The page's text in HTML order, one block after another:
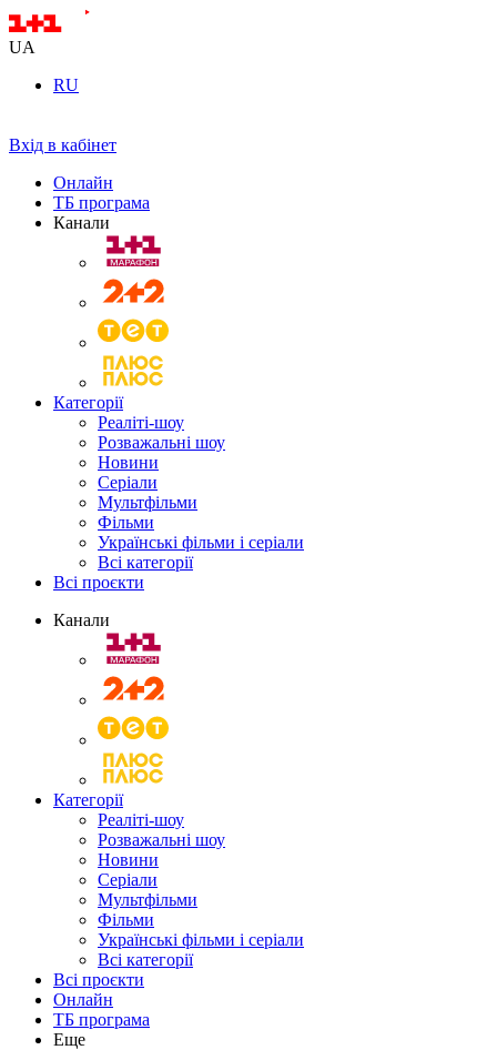
UA
RU
Вхід в кабінет
Онлайн
ТБ програма
Канали
Категорії
Реаліті-шоу
Розважальні шоу
Новини
Серіали
Мультфільми
Фільми
Українські фільми і серіали
Всі категорії
Всі проєкти
Канали
Категорії
Реаліті-шоу
Розважальні шоу
Новини
Серіали
Мультфільми
Фільми
Українські фільми і серіали
Всі категорії
Всі проєкти
Онлайн
ТБ програма
Еще